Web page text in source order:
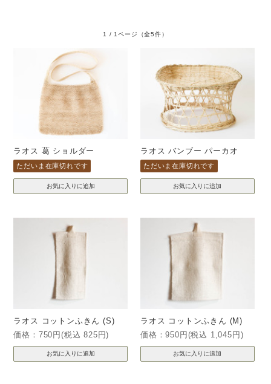
1 / 1ページ （全5件）
ラオス 葛 ショルダー
ただいま在庫切れです
ラオス バンブー パーカオ
ただいま在庫切れです
ラオス コットンふきん (S)
価格：750円(税込 825円)
ラオス コットンふきん (M)
価格：950円(税込 1,045円)